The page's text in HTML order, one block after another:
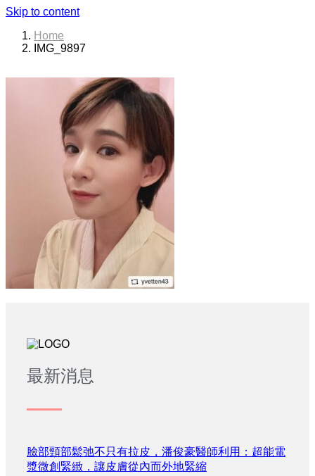
Skip to content
Home
IMG_9897
最新消息
臉部頸部鬆弛不只有拉皮，潘俊豪醫師利用：超能電
漿微創緊緻，讓皮膚從內而外地緊縮